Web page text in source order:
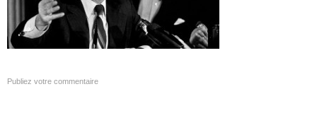
Publiez votre commentaire